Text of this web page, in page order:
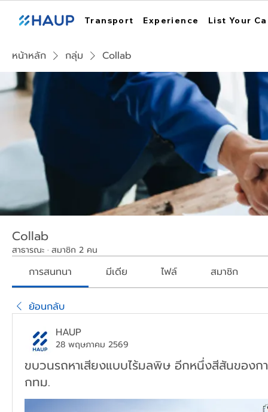
Transport Experience List Your
หน้าหลัก กลุ่ม Collab
Collab
สาธารณะ · สมาชิก 2 คน
การสนทนา มีเดีย ไฟล์ สมาชิก
ย้อนกลับ
HAUP
28 พฤษภาคม 2569
ขบวนรถหาเสียงแบบไร้มลพิษ อีกหนึ่งสีสันของกา
กทม.